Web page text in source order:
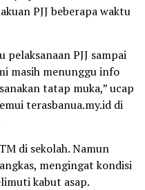
PJJ beberapa waktu
PJJ sampai
masih menunggu info
tatap muka,” ucap
terasbanua.my.id di
di sekolah. Namun
mengingat kondisi
kabut asap.